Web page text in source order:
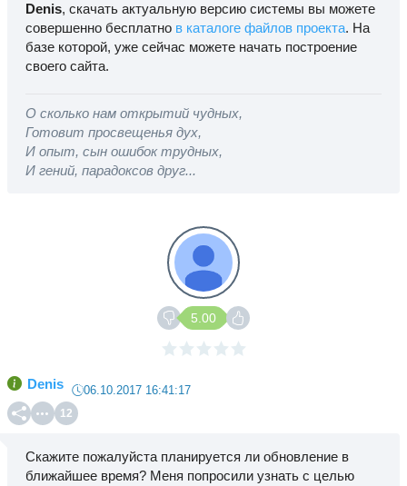
Denis, скачать актуальную версию системы вы можете
совершенно бесплатно в каталоге файлов проекта. На
базе которой, уже сейчас можете начать построение
своего сайта.
О сколько нам открытий чудных,
Готовит просвещенья дух,
И опыт, сын ошибок трудных,
И гений, парадоксов друг...
5.00
Denis 06.10.2017 16:41:17
12
Скажите пожалуйста планируется ли обновление в
ближайшее время? Меня попросили узнать с целью